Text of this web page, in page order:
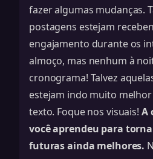
fazer algumas mudanças.
postagens estejam
engajamento durante os
almoço, mas nenhum à
cronograma! Talvez
estejam indo muito
texto. Foque nos visuais! A
você aprendeu para
futuras ainda melhores.